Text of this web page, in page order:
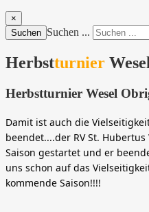
×
Suchen Suchen ...
Herbstturnier
Herbstturnier Wesel
Damit ist auch die
beendet....der RV St.
Saison gestartet und er
uns schon auf das
kommende Saison!!!!